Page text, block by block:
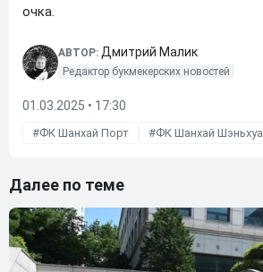
очка.
АВТОР: Дмитрий Малик
Редактор букмекерских новостей
01.03.2025 • 17:30
ФК Шанхай Порт ФК Шанхай Шэньхуа
Далее по теме